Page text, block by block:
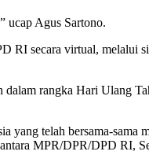
ucap Agus Sartono.
RI secara virtual, melalui
dalam rangka Hari Ulang
telah bersama-sama
MPR/DPR/DPD RI,